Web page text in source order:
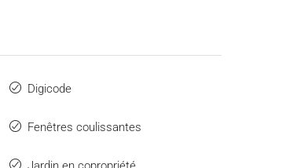
Digicode
Fenêtres coulissantes